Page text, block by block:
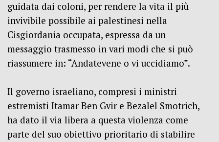
guidata dai coloni, per rendere la vita il più
invivibile possibile ai palestinesi nella
Cisgiordania occupata, espressa da un
messaggio trasmesso in vari modi che si può
riassumere in: “Andatevene o vi uccidiamo”.
Il governo israeliano, compresi i ministri
estremisti Itamar Ben Gvir e Bezalel Smotrich,
ha dato il via libera a questa violenza come
parte del suo obiettivo prioritario di stabilire